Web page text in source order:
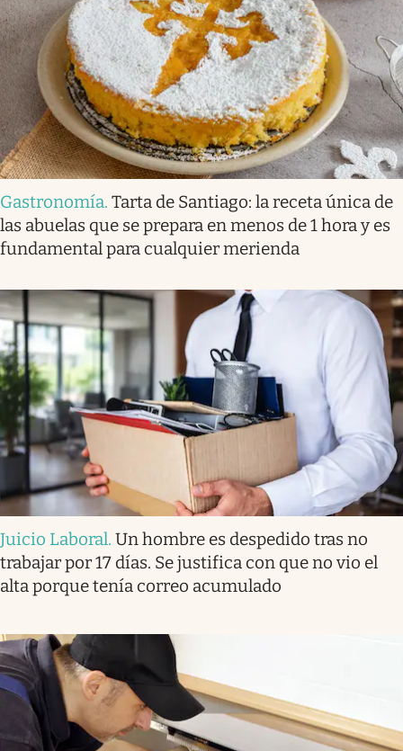
Gastronomía. Tarta de Santiago: la receta única de
las abuelas que se prepara en menos de 1 hora y es
fundamental para cualquier merienda
Juicio Laboral. Un hombre es despedido tras no
trabajar por 17 días. Se justifica con que no vio el
alta porque tenía correo acumulado